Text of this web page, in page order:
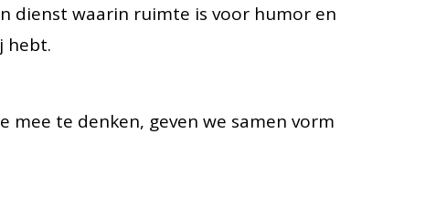
dienst waarin ruimte is voor humor en
hebt.
te denken, geven we samen vorm